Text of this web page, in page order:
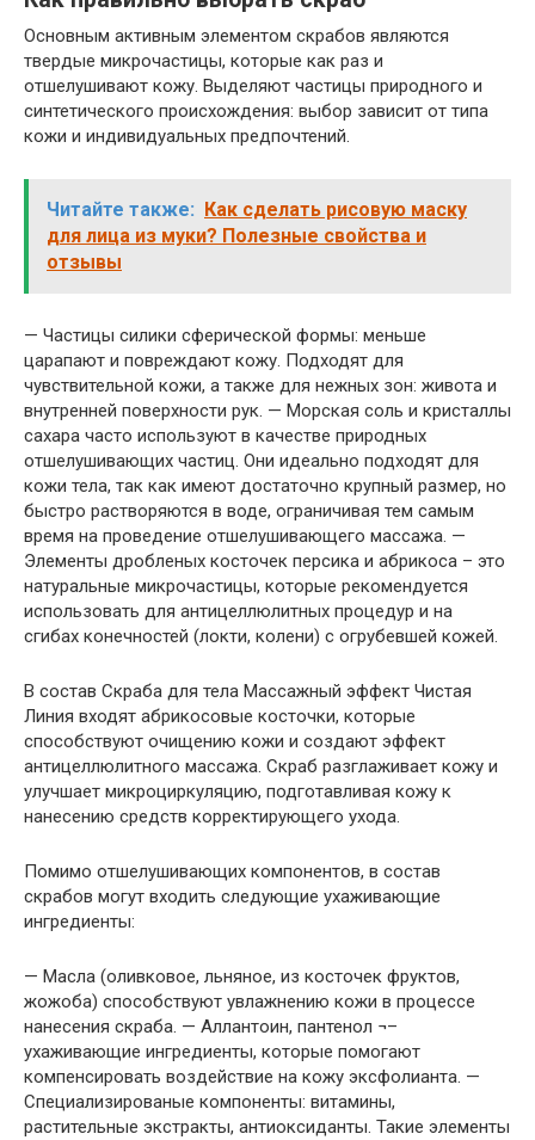
Основным активным элементом скрабов являются
твердые микрочастицы, которые как раз и
отшелушивают кожу. Выделяют частицы природного и
синтетического происхождения: выбор зависит от типа
кожи и индивидуальных предпочтений.
Читайте также: Как сделать рисовую маску
для лица из муки? Полезные свойства и
отзывы
— Частицы силики сферической формы: меньше
царапают и повреждают кожу. Подходят для
чувствительной кожи, а также для нежных зон: живота и
внутренней поверхности рук. — Морская соль и кристаллы
сахара часто используют в качестве природных
отшелушивающих частиц. Они идеально подходят для
кожи тела, так как имеют достаточно крупный размер, но
быстро растворяются в воде, ограничивая тем самым
время на проведение отшелушивающего массажа. —
Элементы дробленых косточек персика и абрикоса – это
натуральные микрочастицы, которые рекомендуется
использовать для антицеллюлитных процедур и на
сгибах конечностей (локти, колени) с огрубевшей кожей.
В состав Скраба для тела Массажный эффект Чистая
Линия входят абрикосовые косточки, которые
способствуют очищению кожи и создают эффект
антицеллюлитного массажа. Скраб разглаживает кожу и
улучшает микроциркуляцию, подготавливая кожу к
нанесению средств корректирующего ухода.
Помимо отшелушивающих компонентов, в состав
скрабов могут входить следующие ухаживающие
ингредиенты:
— Масла (оливковое, льняное, из косточек фруктов,
жожоба) способствуют увлажнению кожи в процессе
нанесения скраба. — Аллантоин, пантенол ¬–
ухаживающие ингредиенты, которые помогают
компенсировать воздействие на кожу эксфолианта. —
Специализированые компоненты: витамины,
растительные экстракты, антиоксиданты. Такие элементы